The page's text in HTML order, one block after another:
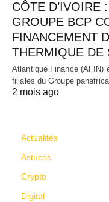
CÔTE D’IVOIRE
GROUPE BCP
FINANCEMENT
THERMIQUE DE
Atlantique Finance (AFIN)
filiales du Groupe
2 mois ago
Actualités
Astuces
Crypto
Digital